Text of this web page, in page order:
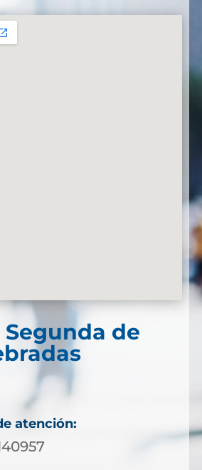
de
atención: